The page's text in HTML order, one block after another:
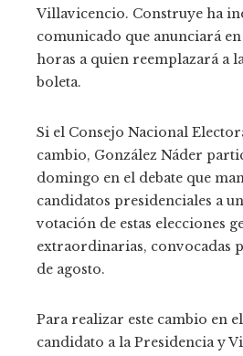
Villavicencio. Construye ha
comunicado que anunciará
horas a quien reemplazará a
boleta.
Si el Consejo Nacional
cambio, González Náder
domingo en el debate que
candidatos presidenciales a
votación de estas elecciones
extraordinarias, convocadas
de agosto.
Para realizar este cambio en
candidato a la Presidencia y